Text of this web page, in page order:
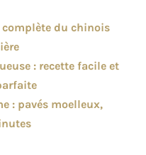
complète du chinois
: recette facile et
: pavés moelleux,